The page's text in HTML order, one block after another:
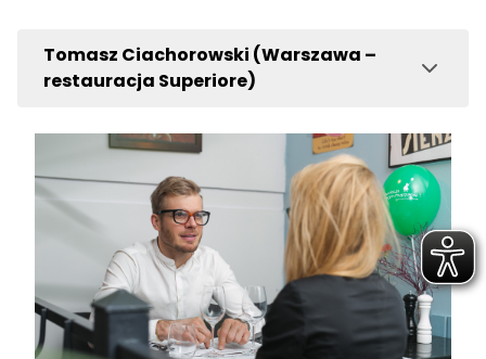
Tomasz Ciachorowski (Warszawa –
restauracja Superiore)